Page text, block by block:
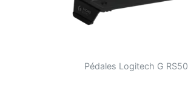
Pédales Logitech G RS50